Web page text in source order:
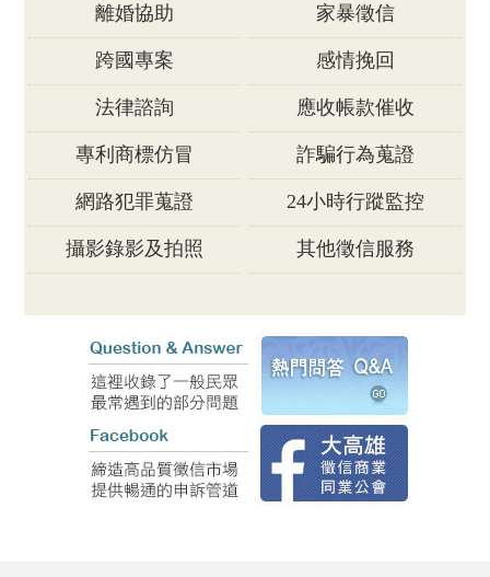
離婚協助 家暴徵信
跨國專案 感情挽回
法律諮詢 應收帳款催收
專利商標仿冒 詐騙行為蒐證
網路犯罪蒐證 24小時行蹤監控
攝影錄影及拍照 其他徵信服務